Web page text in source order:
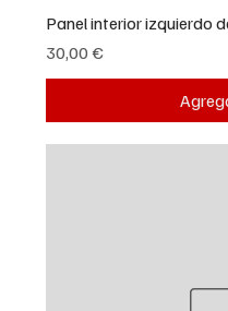
Panel interior izquierdo
Precio
30,00 €